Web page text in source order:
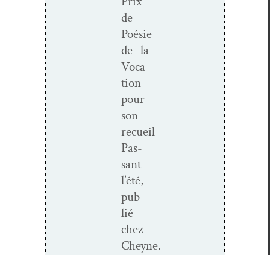
de
Poésie
de la
Voca­
tion
pour
son
recueil
Pas­
sant
l’été,
pub­
lié
chez
Cheyne.